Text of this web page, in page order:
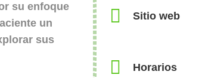
su enfoque
un
sus
Sitio web
Horarios